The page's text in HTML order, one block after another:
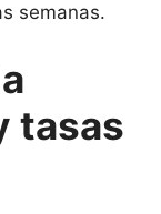
semanas.
tasas